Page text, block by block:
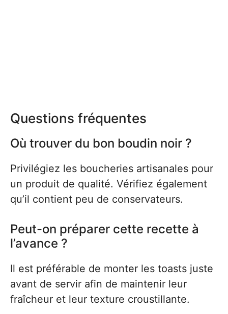
Questions fréquentes
Où trouver du bon boudin noir ?
Privilégiez les boucheries artisanales pour
un produit de qualité. Vérifiez également
qu’il contient peu de conservateurs.
Peut-on préparer cette recette à
l’avance ?
Il est préférable de monter les toasts juste
avant de servir afin de maintenir leur
fraîcheur et leur texture croustillante.